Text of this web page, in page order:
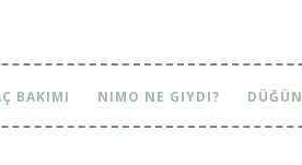
BAKIMI NIMO NE GIYDI?